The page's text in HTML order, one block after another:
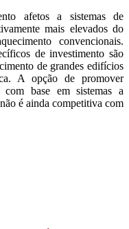
afetos a sistemas de
mais elevados do
convencionais.
de investimento são
de grandes edifícios
A opção de promover
base em sistemas a
é ainda competitiva com